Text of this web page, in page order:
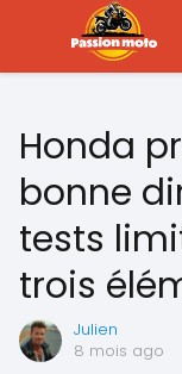
Honda
bonne
tests
trois
Julien
8 mois ago